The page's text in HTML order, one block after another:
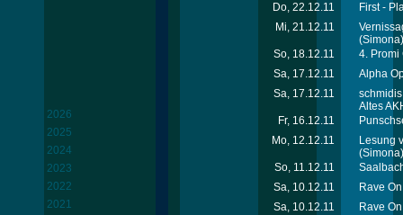
2026
2025
2024
2023
2022
2021
Do, 22.12.11
First -
Mi, 21.12.11
(Simona)
So, 18.12.11
4. Promi
Sa, 17.12.11
Alpha
Sa, 17.12.11
Altes
Fr, 16.12.11
Mo, 12.12.11
Lesung
(Simona)
So, 11.12.11
Sa, 10.12.11
Rave
Sa, 10.12.11
Rave